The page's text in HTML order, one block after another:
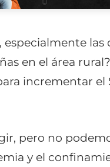
las
en el área
incrementar el
pero no
y el